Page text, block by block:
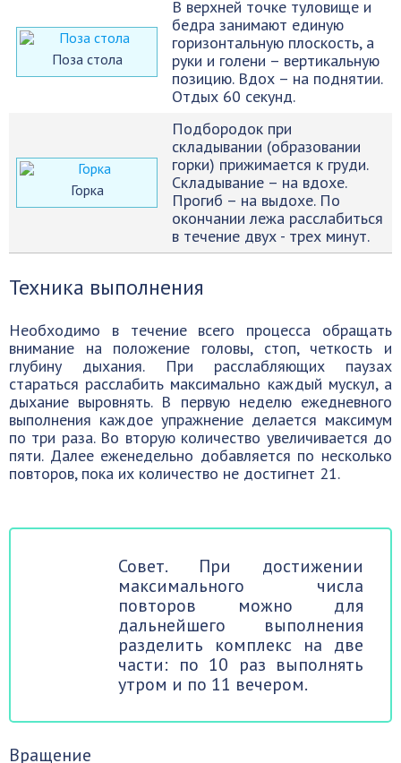
Поза стола
В верхней точке туловище и
бедра занимают единую
горизонтальную плоскость, а
руки и голени – вертикальную
позицию. Вдох – на поднятии.
Отдых 60 секунд.
Горка
Подбородок при
складывании (образовании
горки) прижимается к груди.
Складывание – на вдохе.
Прогиб – на выдохе. По
окончании лежа расслабиться
в течение двух - трех минут.
Техника выполнения
Необходимо в течение всего процесса обращать
внимание на положение головы, стоп, четкость и
глубину дыхания. При расслабляющих паузах
стараться расслабить максимально каждый мускул, а
дыхание выровнять. В первую неделю ежедневного
выполнения каждое упражнение делается максимум
по три раза. Во вторую количество увеличивается до
пяти. Далее еженедельно добавляется по несколько
повторов, пока их количество не достигнет 21.
Совет. При достижении
максимального числа
повторов можно для
дальнейшего выполнения
разделить комплекс на две
части: по 10 раз выполнять
утром и по 11 вечером.
Вращение